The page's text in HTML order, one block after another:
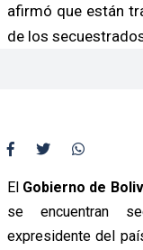
afirmó que están
de los
El Gobierno de
se encuentran
expresidente del